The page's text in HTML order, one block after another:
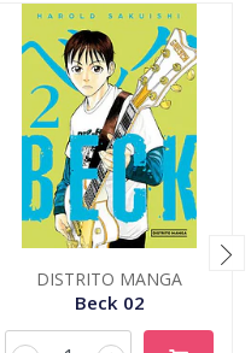
DISTRITO MANGA
Beck 02